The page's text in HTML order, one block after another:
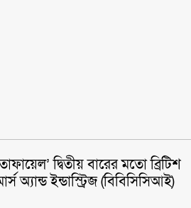
দ্বিতীয় বারের মতো ব্রিটিশ
অ্যান্ড ইন্ডাস্ট্রিজ (বিবিসিসিআই)